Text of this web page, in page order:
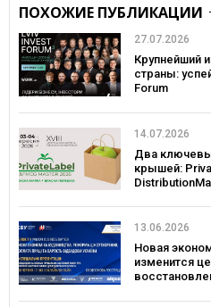
ПОХОЖИЕ ПУБЛИКАЦИИ
27.07.2026
Крупнейший
страны:
Forum
14.07.2026
Два
крышей:
13.06.2026
Новая
изменится